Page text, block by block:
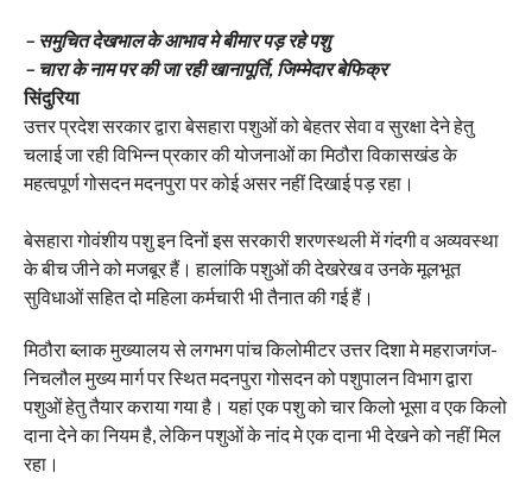
– समुचित देखभाल के आभाव मे बीमार पड़ रहे पशु
– चारा के नाम पर की जा रही खानापूर्ति, जिम्मेदार बेफिक्र
सिंदुरिया
उत्तर प्रदेश सरकार द्वारा बेसहारा पशुओं को बेहतर सेवा व सुरक्षा देने हेतु
चलाई जा रही विभिन्न प्रकार की योजनाओं का मिठौरा विकासखंड के
महत्वपूर्ण गोसदन मदनपुरा पर कोई असर नहीं दिखाई पड़ रहा।
बेसहारा गोवंशीय पशु इन दिनों इस सरकारी शरणस्थली में गंदगी व अव्यवस्था
के बीच जीने को मजबूर हैं। हालांकि पशुओं की देखरेख व उनके मूलभूत
सुविधाओं सहित दो महिला कर्मचारी भी तैनात की गई हैं।
मिठौरा ब्लाक मुख्यालय से लगभग पांच किलोमीटर उत्तर दिशा मे महराजगंज-
निचलौल मुख्य मार्ग पर स्थित मदनपुरा गोसदन को पशुपालन विभाग द्वारा
पशुओं हेतु तैयार कराया गया है। यहां एक पशु को चार किलो भूसा व एक किलो
दाना देने का नियम है, लेकिन पशुओं के नांद मे एक दाना भी देखने को नहीं मिल
रहा।